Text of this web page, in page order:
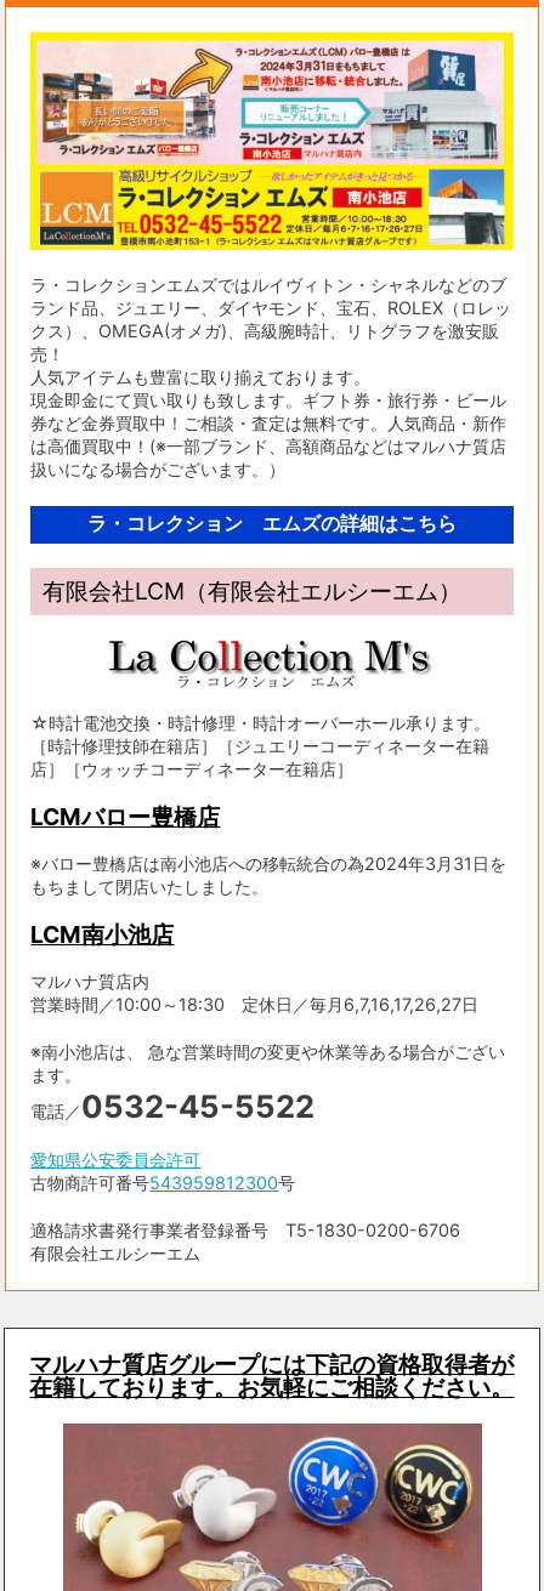
ラ・コレクションエムズではルイヴィトン・シャネルなどのブ
ランド品、ジュエリー、ダイヤモンド、宝石、ROLEX（ロレッ
クス）、OMEGA(オメガ)、高級腕時計、リトグラフを激安販
売！
人気アイテムも豊富に取り揃えております。
現金即金にて買い取りも致します。ギフト券・旅行券・ビール
券など金券買取中！ご相談・査定は無料です。人気商品・新作
は高価買取中！(※一部ブランド、高額商品などはマルハナ質店
扱いになる場合がございます。）
ラ・コレクション エムズの詳細はこちら
有限会社LCM（有限会社エルシーエム）
☆時計電池交換・時計修理・時計オーバーホール承ります。
［時計修理技師在籍店］［ジュエリーコーディネーター在籍
店］［ウォッチコーディネーター在籍店］
LCMバロー豊橋店
※バロー豊橋店は南小池店への移転統合の為2024年3月31日を
もちまして閉店いたしました。
LCM南小池店
マルハナ質店内
営業時間／10:00～18:30 定休日／毎月6,7,16,17,26,27日
※南小池店は、 急な営業時間の変更や休業等ある場合がござい
ます。
電話／0532-45-5522
愛知県公安委員会許可
古物商許可番号543959812300号
適格請求書発行事業者登録番号 T5-1830-0200-6706
有限会社エルシーエム
マルハナ質店グループには下記の資格取得者が
在籍しております。お気軽にご相談ください。